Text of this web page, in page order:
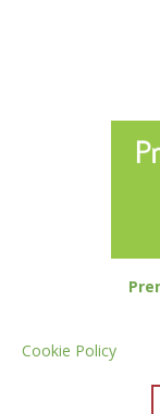
Cookie Policy